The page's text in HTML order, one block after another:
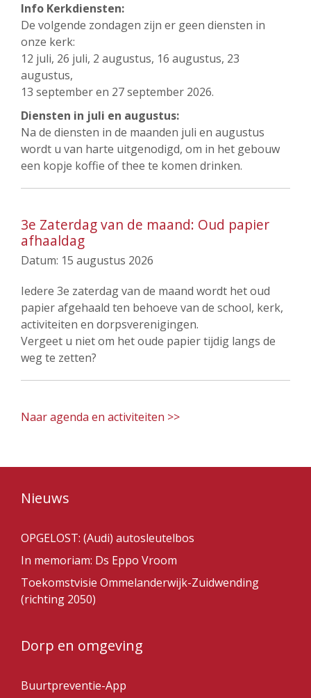
Info Kerkdiensten:
De volgende zondagen zijn er geen diensten in
onze kerk:
12 juli, 26 juli, 2 augustus, 16 augustus, 23
augustus,
13 september en 27 september 2026.
Diensten in juli en augustus:
Na de diensten in de maanden juli en augustus
wordt u van harte uitgenodigd, om in het gebouw
een kopje koffie of thee te komen drinken.
3e Zaterdag van de maand: Oud papier
afhaaldag
Datum: 15 augustus 2026
Iedere 3e zaterdag van de maand wordt het oud
papier afgehaald ten behoeve van de school, kerk,
activiteiten en dorpsverenigingen.
Vergeet u niet om het oude papier tijdig langs de
weg te zetten?
Naar agenda en activiteiten >>
Nieuws
OPGELOST: (Audi) autosleutelbos
In memoriam: Ds Eppo Vroom
Toekomstvisie Ommelanderwijk-Zuidwending
(richting 2050)
Dorp en omgeving
Buurtpreventie-App